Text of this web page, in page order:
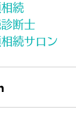
続
断士
続サロン